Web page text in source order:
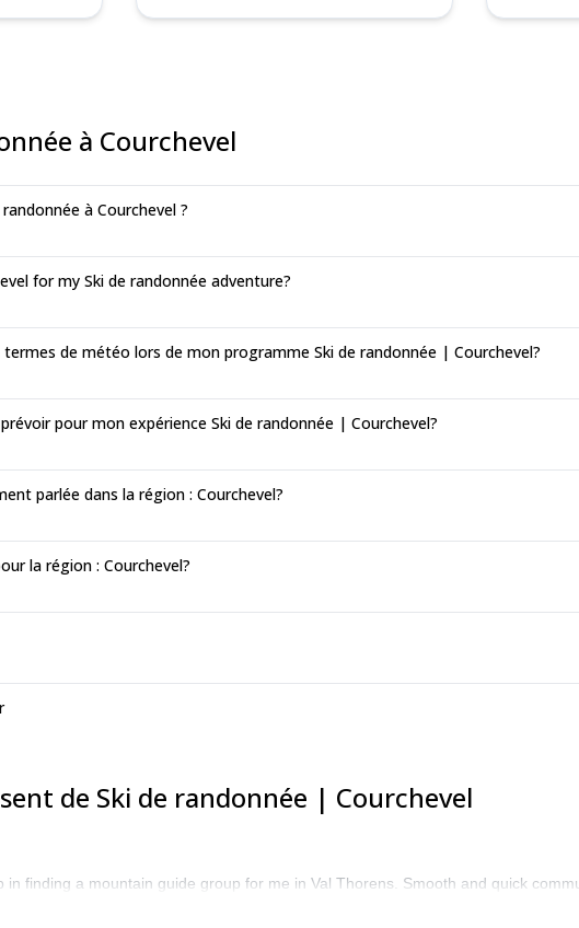
à Courchevel
à Courchevel ?
for my Ski de randonnée adventure?
de météo lors de mon programme Ski de randonnée | Courchevel?
pour mon expérience Ski de randonnée | Courchevel?
parlée dans la région : Courchevel?
la région : Courchevel?
de Ski de randonnée | Courchevel
in finding a mountain guide group for me in Val Thorens. Smooth and quick